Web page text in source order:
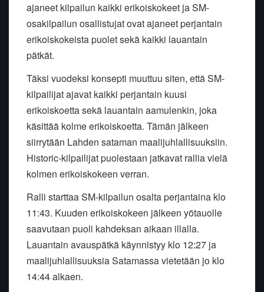
ajaneet kilpailun kaikki erikoiskokeet ja SM-
osakilpailun osallistujat ovat ajaneet perjantain
erikoiskokeista puolet sekä kaikki lauantain
pätkät.
Täksi vuodeksi konsepti muuttuu siten, että SM-
kilpailijat ajavat kaikki perjantain kuusi
erikoiskoetta sekä lauantain aamulenkin, joka
käsittää kolme erikoiskoetta. Tämän jälkeen
siirrytään Lahden sataman maalijuhlallisuuksiin.
Historic-kilpailijat puolestaan jatkavat rallia vielä
kolmen erikoiskokeen verran.
Ralli starttaa SM-kilpailun osalta perjantaina klo
11:43. Kuuden erikoiskokeen jälkeen yötauolle
saavutaan puoli kahdeksan aikaan illalla.
Lauantain avauspätkä käynnistyy klo 12:27 ja
maalijuhlallisuuksia Satamassa vietetään jo klo
14:44 alkaen.